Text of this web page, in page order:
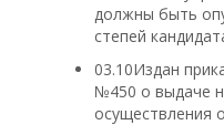
должны быть
степей
03.10Издан
№450 о выдаче
осуществления